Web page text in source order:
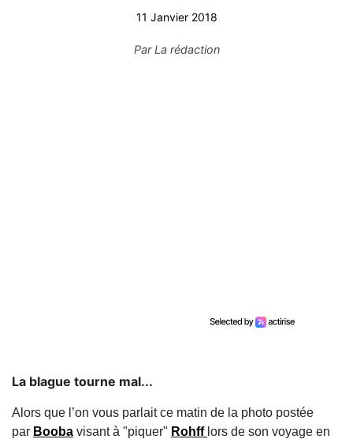
11 Janvier 2018
ParLa rédaction
La blague tourne mal...
Alors que l’on vous parlait ce matin de la photo postée
par Booba visant à "piquer" Rohff lors de son voyage en